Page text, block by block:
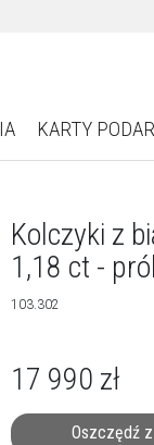
KARTY
Kolczyki z
1,18 ct -
103.302
17 990 zł
Oszczędź